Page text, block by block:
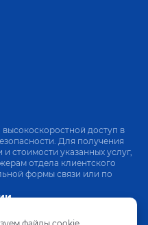
доступ в
Для получения
стоимости указанных услуг,
отдела клиентского
формы связи или по